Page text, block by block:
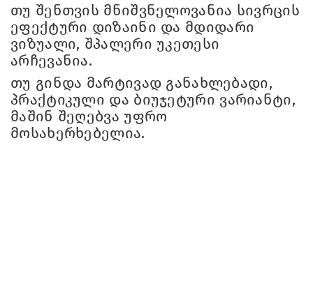
თუ შენთვის მნიშვნელოვანია სივრცის
ეფექტური დიზაინი და მდიდარი
ვიზუალი, შპალერი უკეთესი
არჩევანია.
თუ გინდა მარტივად განახლებადი,
პრაქტიკული და ბიუჯეტური ვარიანტი,
მაშინ შეღებვა უფრო
მოსახერხებელია.